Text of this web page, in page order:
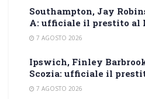
Southampton, Jay
A: ufficiale il prestito al
7 AGOSTO 2026
Ipswich, Finley
Scozia: ufficiale il
7 AGOSTO 2026